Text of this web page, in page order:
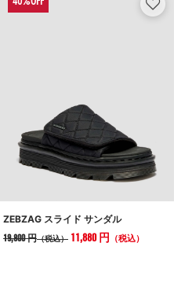
ZEBZAG スライド サンダル
19,800 円（税込） 11,880 円 （税込）